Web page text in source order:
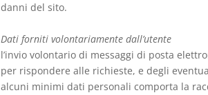
danni del sito.
Dati forniti volontariamente dall’utente
l’invio volontario di messaggi di posta
per rispondere alle richieste, e degli
alcuni minimi dati personali comporta la